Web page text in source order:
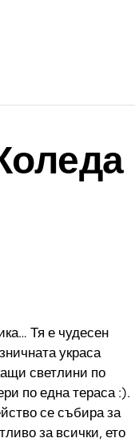
Тя е чудесен
украса
светлини по
по една тераса :).
се събира за
за всички, ето